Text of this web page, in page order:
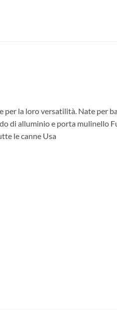
per la loro versatilità. Nate per
di alluminio e porta mulinello
le canne Usa